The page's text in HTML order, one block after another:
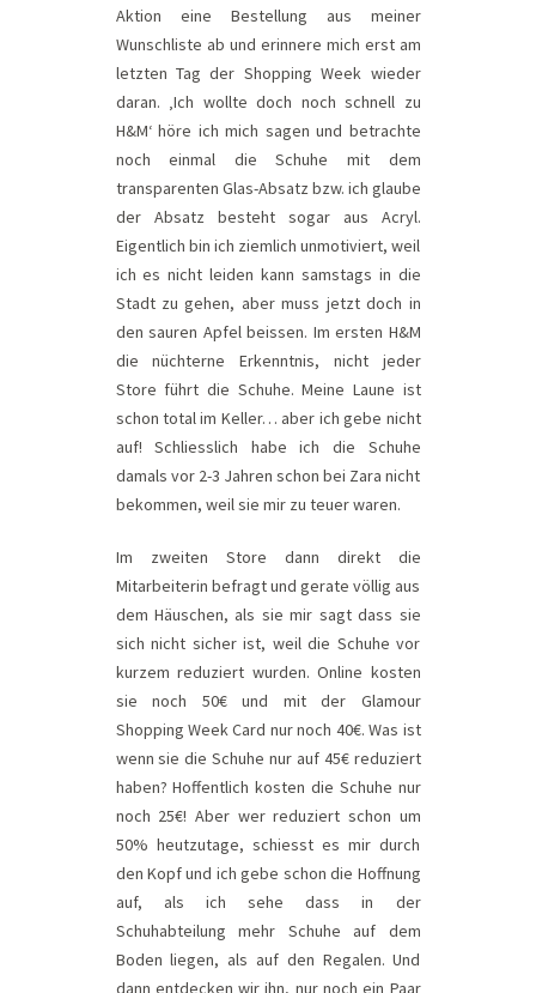
Aktion eine Bestellung aus meiner
Wunschliste ab und erinnere mich erst am
letzten Tag der Shopping Week wieder
daran. ‚Ich wollte doch noch schnell zu
H&M‘ höre ich mich sagen und betrachte
noch einmal die Schuhe mit dem
transparenten Glas-Absatz bzw. ich glaube
der Absatz besteht sogar aus Acryl.
Eigentlich bin ich ziemlich unmotiviert, weil
ich es nicht leiden kann samstags in die
Stadt zu gehen, aber muss jetzt doch in
den sauren Apfel beissen. Im ersten H&M
die nüchterne Erkenntnis, nicht jeder
Store führt die Schuhe. Meine Laune ist
schon total im Keller… aber ich gebe nicht
auf! Schliesslich habe ich die Schuhe
damals vor 2-3 Jahren schon bei Zara nicht
bekommen, weil sie mir zu teuer waren.
Im zweiten Store dann direkt die
Mitarbeiterin befragt und gerate völlig aus
dem Häuschen, als sie mir sagt dass sie
sich nicht sicher ist, weil die Schuhe vor
kurzem reduziert wurden. Online kosten
sie noch 50€ und mit der Glamour
Shopping Week Card nur noch 40€. Was ist
wenn sie die Schuhe nur auf 45€ reduziert
haben? Hoffentlich kosten die Schuhe nur
noch 25€! Aber wer reduziert schon um
50% heutzutage, schiesst es mir durch
den Kopf und ich gebe schon die Hoffnung
auf, als ich sehe dass in der
Schuhabteilung mehr Schuhe auf dem
Boden liegen, als auf den Regalen. Und
dann entdecken wir ihn, nur noch ein Paar